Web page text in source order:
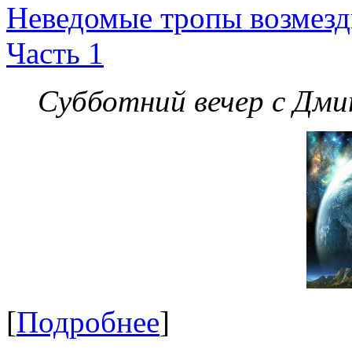
Неведомые тропы
Часть 1
Субботний вечер с
[Подробнее]